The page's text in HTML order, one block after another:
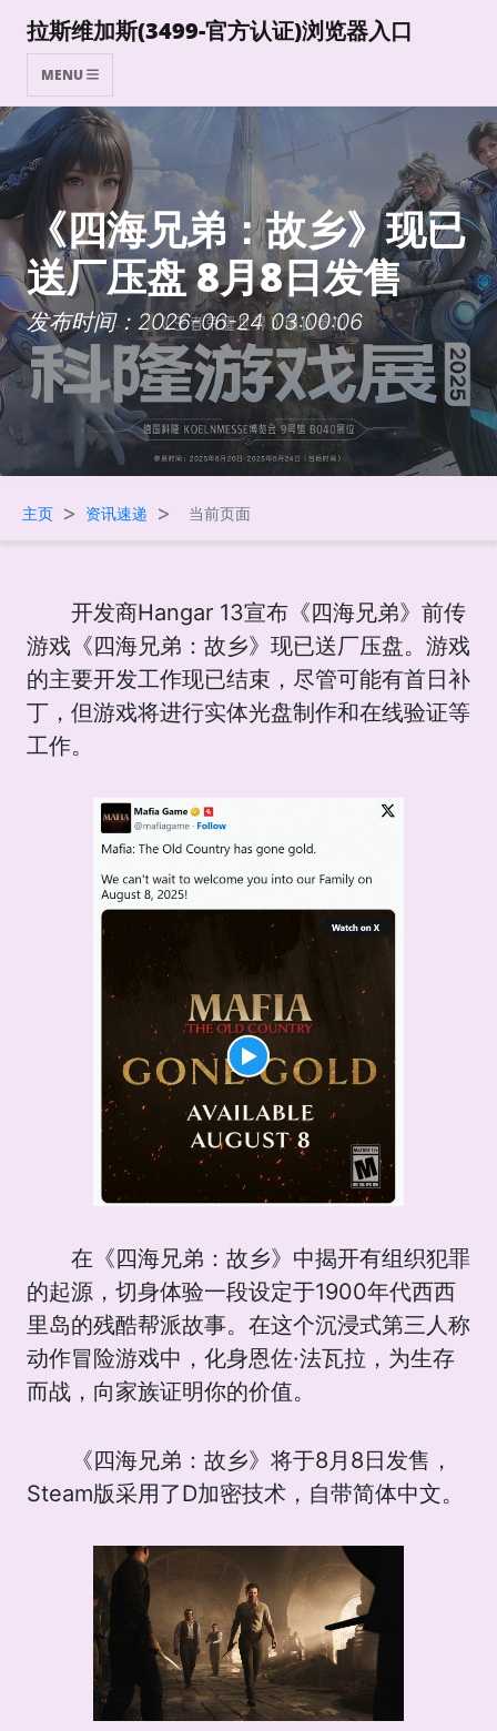
拉斯维加斯(3499-官方认证)浏览器入口
MENU
《四海兄弟：故乡》现已
送厂压盘 8月8日发售
发布时间：2026-06-24 03:00:06
主页 > 资讯速递 > 当前页面
开发商Hangar 13宣布《四海兄弟》前传
游戏《四海兄弟：故乡》现已送厂压盘。游戏
的主要开发工作现已结束，尽管可能有首日补
丁，但游戏将进行实体光盘制作和在线验证等
工作。
在《四海兄弟：故乡》中揭开有组织犯罪
的起源，切身体验一段设定于1900年代西西
里岛的残酷帮派故事。在这个沉浸式第三人称
动作冒险游戏中，化身恩佐·法瓦拉，为生存
而战，向家族证明你的价值。
《四海兄弟：故乡》将于8月8日发售，
Steam版采用了D加密技术，自带简体中文。